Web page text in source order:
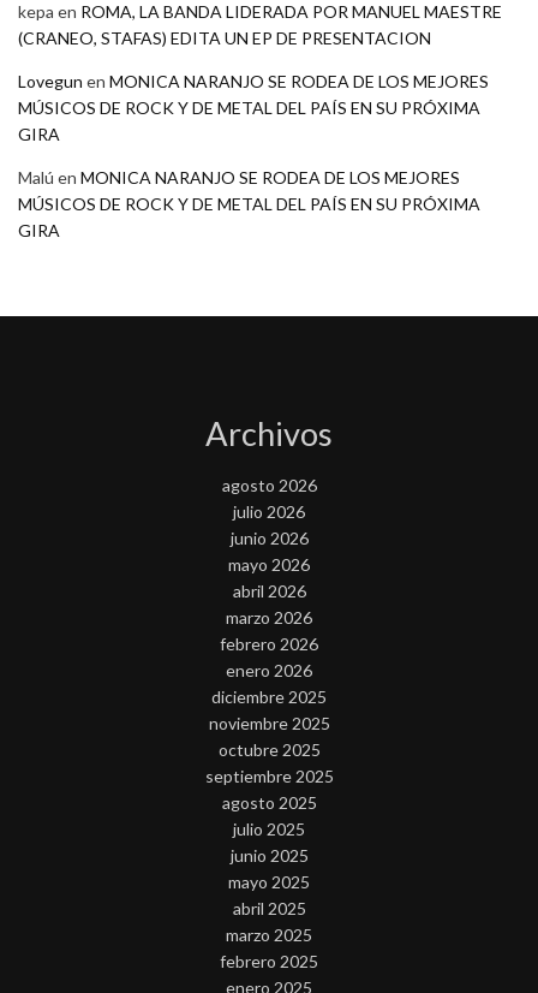
kepa en ROMA, LA BANDA LIDERADA POR MANUEL MAESTRE
(CRANEO, STAFAS) EDITA UN EP DE PRESENTACION
Lovegun en MONICA NARANJO SE RODEA DE LOS MEJORES
MÚSICOS DE ROCK Y DE METAL DEL PAÍS EN SU PRÓXIMA
GIRA
Malú en MONICA NARANJO SE RODEA DE LOS MEJORES
MÚSICOS DE ROCK Y DE METAL DEL PAÍS EN SU PRÓXIMA
GIRA
Archivos
agosto 2026
julio 2026
junio 2026
mayo 2026
abril 2026
marzo 2026
febrero 2026
enero 2026
diciembre 2025
noviembre 2025
octubre 2025
septiembre 2025
agosto 2025
julio 2025
junio 2025
mayo 2025
abril 2025
marzo 2025
febrero 2025
enero 2025